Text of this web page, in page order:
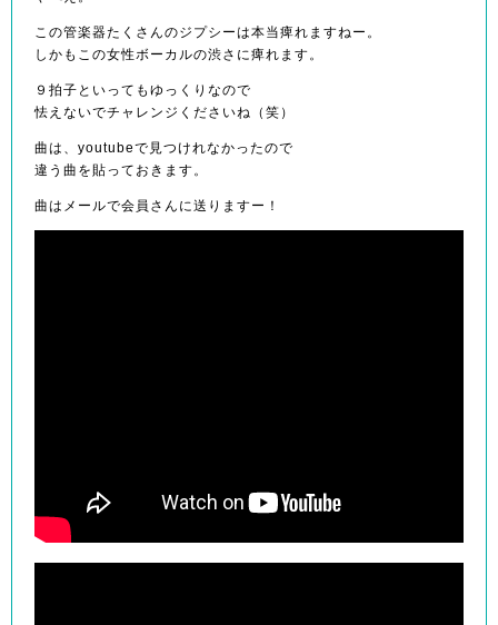
この管楽器たくさんのジプシーは本当痺れますねー。
しかもこの女性ボーカルの渋さに痺れます。
９拍子といってもゆっくりなので
怯えないでチャレンジくださいね（笑）
曲は、youtubeで見つけれなかったので
違う曲を貼っておきます。
曲はメールで会員さんに送りますー！